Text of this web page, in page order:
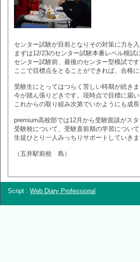
センター試験が目前となりその対策に力を
まずは12/23のセンター試験本番レベル模試
センター試験前、最後のセンター型模試です
ここで目標点をとることができれば、合格
受験生にとってはつらく苦しい時期が続きま
今が踏ん張りどきです。現時点で目標に届
これからの取り組み次第でいかようにも成長
premium高校部では12月から受験面談がスタ
受験校について、受験直前期の学習について
生徒ひとり一人みっちりサポートしていきま
（五井駅前校 島）
Script : Web Diary Professional